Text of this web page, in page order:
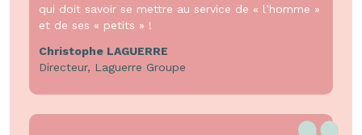
qui doit savoir se mettre au service de « l’homme »
et de ses « petits » !
Christophe LAGUERRE
Directeur, Laguerre Groupe